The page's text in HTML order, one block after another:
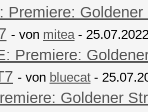
Premiere:
- von mitea-
Premiere:
- von bluecat -
Goldener